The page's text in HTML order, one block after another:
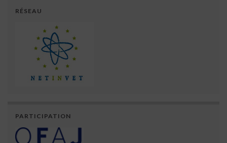
RÉSEAU
PARTICIPATION